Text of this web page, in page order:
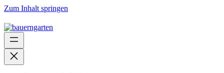
Zum Inhalt springen